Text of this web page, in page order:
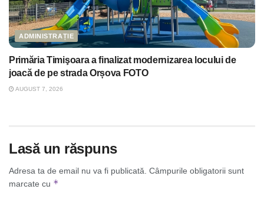
ADMINISTRAȚIE
Primăria Timişoara a finalizat modernizarea locului de
joacă de pe strada Orșova FOTO
AUGUST 7, 2026
Lasă un răspuns
Adresa ta de email nu va fi publicată. Câmpurile obligatorii sunt
marcate cu *